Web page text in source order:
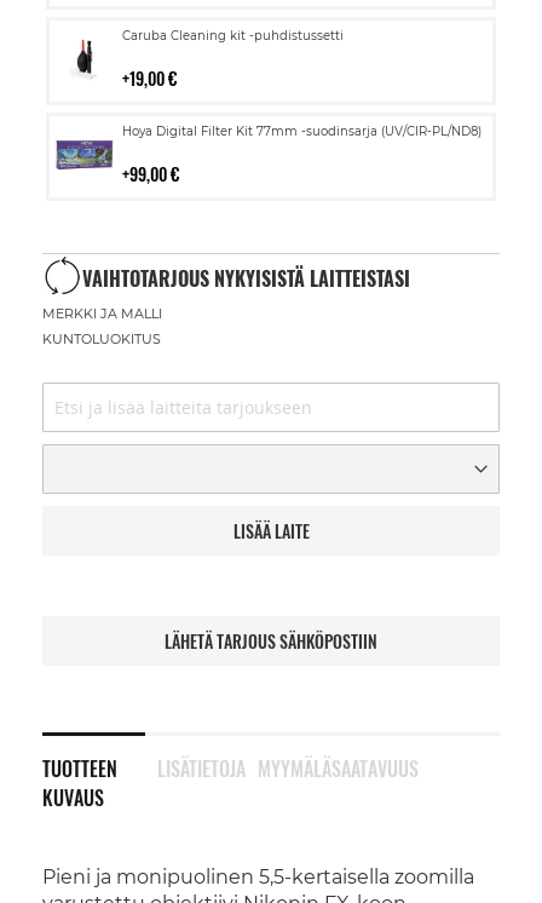
Caruba Cleaning kit -puhdistussetti
19,00 €
Lisää
Hoya Digital Filter Kit 77mm -suodinsarja (UV/CIR-PL/ND8)
99,00 €
Lisää
VAIHTOTARJOUS NYKYISISTÄ LAITTEISTASI
MERKKI JA MALLI
KUNTOLUOKITUS
LISÄÄ LAITE
LÄHETÄ TARJOUS SÄHKÖPOSTIIN
TUOTTEEN
KUVAUS
Pieni ja monipuolinen 5,5-kertaisella zoomilla
LISÄTIETOJA MYYMÄLÄSAATAVUUS